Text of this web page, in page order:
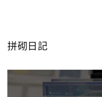
拼砌日記